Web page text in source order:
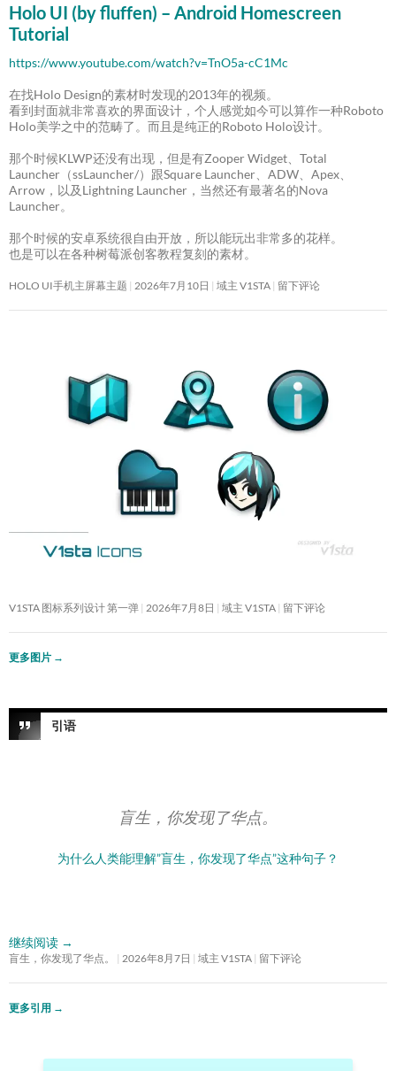
Holo UI (by fluffen) – Android Homescreen
Tutorial
https://www.youtube.com/watch?v=TnO5a-cC1Mc
在找Holo Design的素材时发现的2013年的视频。
看到封面就非常喜欢的界面设计，个人感觉如今可以算作一种Roboto
Holo美学之中的范畴了。而且是纯正的Roboto Holo设计。
那个时候KLWP还没有出现，但是有Zooper Widget、Total
Launcher（ssLauncher/）跟Square Launcher、ADW、Apex、
Arrow，以及Lightning Launcher，当然还有最著名的Nova
Launcher。
那个时候的安卓系统很自由开放，所以能玩出非常多的花样。
也是可以在各种树莓派创客教程复刻的素材。
HOLO UI手机主屏幕主题 2026年7月10日 域主 V1STA 留下评论
V1STA 图标系列设计 第一弹 2026年7月8日 域主 V1STA 留下评论
更多图片 →
引语
盲生，你发现了华点。
为什么人类能理解”盲生，你发现了华点”这种句子？
继续阅读 →
盲生，你发现了华点。 2026年8月7日 域主 V1STA 留下评论
更多引用 →